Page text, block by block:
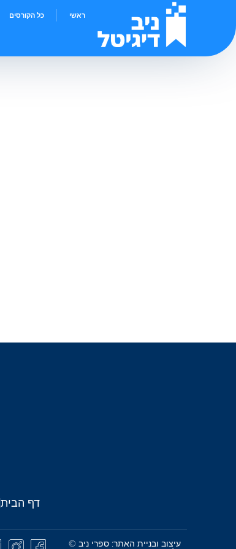
ראשי כל הקורסים
דף הבית
עיצוב ובניית האתר: ספרי ניב ©